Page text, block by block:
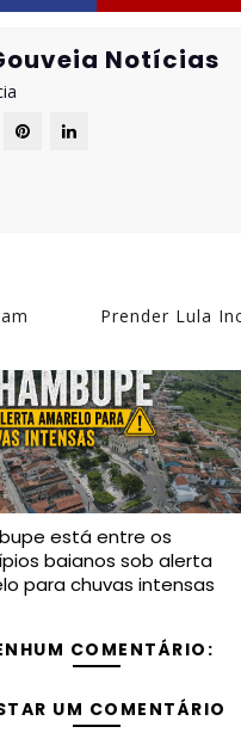
Notícias
Prender Lula
está entre os
baianos sob alerta
para chuvas intensas
COMENTÁRIO:
UM COMENTÁRIO